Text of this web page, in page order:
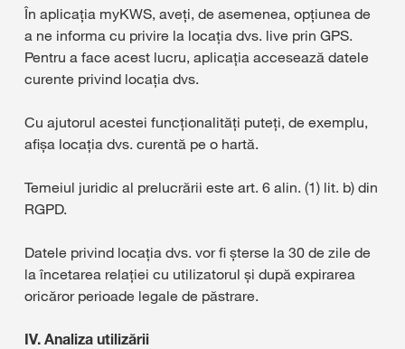
În aplicația myKWS, aveți, de asemenea, opțiunea de
a ne informa cu privire la locația dvs. live prin GPS.
Pentru a face acest lucru, aplicația accesează datele
curente privind locația dvs.
Cu ajutorul acestei funcţionalităţi puteţi, de exemplu,
afişa locaţia dvs. curentă pe o hartă.
Temeiul juridic al prelucrării este art. 6 alin. (1) lit. b) din
RGPD.
Datele privind locația dvs. vor fi șterse la 30 de zile de
la încetarea relației cu utilizatorul și după expirarea
oricăror perioade legale de păstrare.
IV. Analiza utilizării